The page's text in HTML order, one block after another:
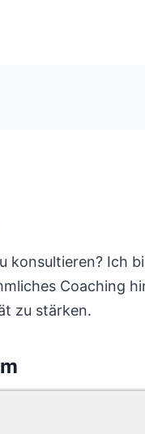
Ich
Coaching
zu stärken.